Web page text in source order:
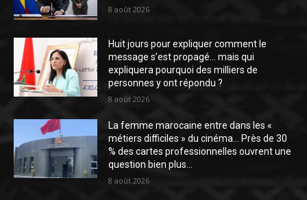
8 août 2026
Huit jours pour expliquer comment le
message s’est propagé… mais qui
expliquera pourquoi des milliers de
personnes y ont répondu ?
8 août 2026
La femme marocaine entre dans les «
métiers difficiles » du cinéma… Près de 30
% des cartes professionnelles ouvrent une
question bien plus...
8 août 2026